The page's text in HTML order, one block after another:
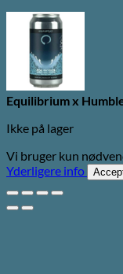
Equilibrium x
Ikke på lager
Vi bruger kun
Yderligere info